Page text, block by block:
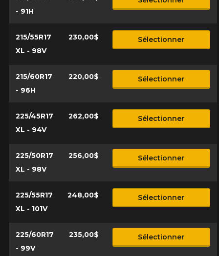
- 91H
215/55R17
XL - 98V
230,00$ Sélectionner
215/60R17
- 96H
220,00$ Sélectionner
225/45R17
XL - 94V
262,00$ Sélectionner
225/50R17
XL - 98V
256,00$ Sélectionner
225/55R17
XL - 101V
248,00$ Sélectionner
225/60R17
- 99V
235,00$ Sélectionner